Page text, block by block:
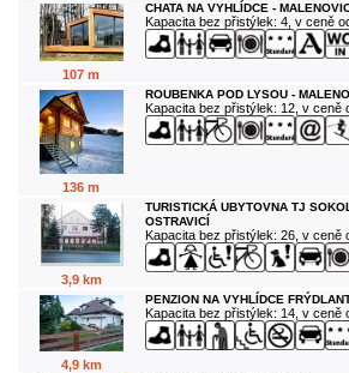
107 m
CHATA NA VYHLÍDCE -
Kapacita bez přistýlek: 4, v ceně
136 m
ROUBENKA POD LYSOU -
Kapacita bez přistýlek: 12, v ceně
3,9 km
TURISTICKÁ UBYTOVNA TJ
OSTRAVICÍ
Kapacita bez přistýlek: 26, v ceně
4,9 km
PENZION NA VYHLÍDCE
Kapacita bez přistýlek: 14, v ceně